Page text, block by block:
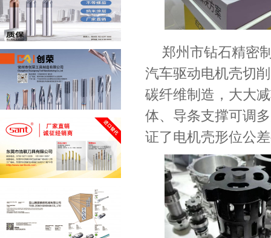
郑州市钻石精密
汽车驱动电机壳切
碳纤维制造，大大
体、导条支撑可调
证了电机壳形位公